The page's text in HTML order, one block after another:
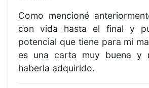
Como mencioné
con vida hasta el final y
potencial que tiene para mi
es una carta muy buena y
haberla adquirido.